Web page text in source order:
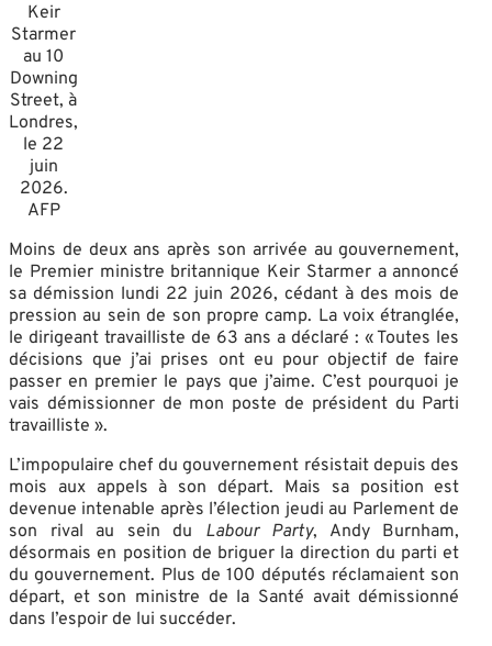
Keir
Starmer
au 10
Downing
Street, à
Londres,
le 22
juin
2026.
AFP
Moins de deux ans après son arrivée au gouvernement,
le Premier ministre britannique Keir Starmer a annoncé
sa démission lundi 22 juin 2026, cédant à des mois de
pression au sein de son propre camp. La voix étranglée,
le dirigeant travailliste de 63 ans a déclaré : « Toutes les
décisions que j’ai prises ont eu pour objectif de faire
passer en premier le pays que j’aime. C’est pourquoi je
vais démissionner de mon poste de président du Parti
travailliste ».
L’impopulaire chef du gouvernement résistait depuis des
mois aux appels à son départ. Mais sa position est
devenue intenable après l’élection jeudi au Parlement de
son rival au sein du Labour Party, Andy Burnham,
désormais en position de briguer la direction du parti et
du gouvernement. Plus de 100 députés réclamaient son
départ, et son ministre de la Santé avait démissionné
dans l’espoir de lui succéder.